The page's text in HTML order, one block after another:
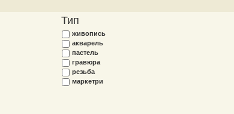
Тип
живопись
акварель
пастель
гравюра
резьба
маркетри